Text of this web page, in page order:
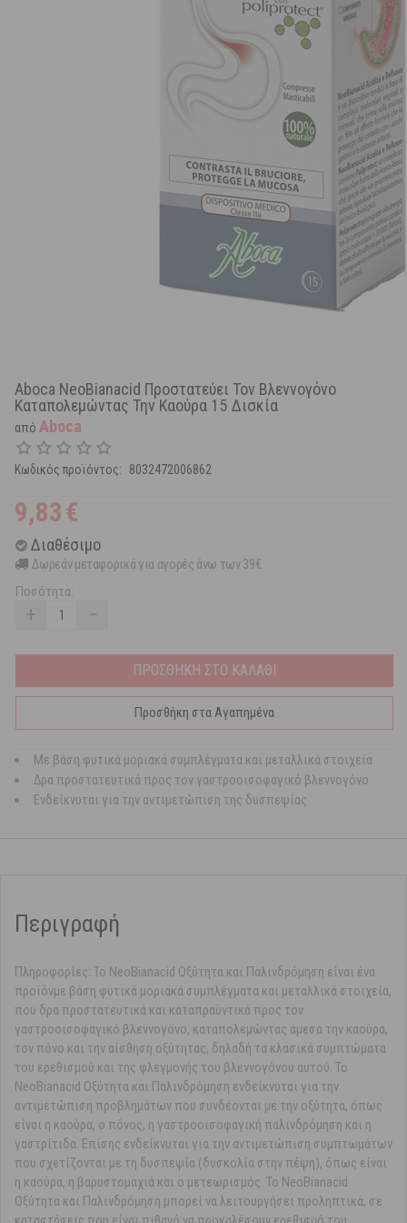
Aboca NeoBianacid Προστατεύει Τον Βλεννογόνο
Καταπολεμώντας Την Καούρα 15 Δισκία
από Aboca
Κωδικός προϊόντος: 8032472006862
9,83€
Διαθέσιμο
Δωρεάν μεταφορικά για αγορές άνω των 39€
Ποσότητα:
+ −
ΠΡΟΣΘΗΚΗ ΣΤΟ ΚΑΛΑΘΙ
Προσθήκη στα Αγαπημένα
Με βάση φυτικά μοριακά συμπλέγματα και μεταλλικά στοιχεία
Δρα προστατευτικά προς τον γαστροοισοφαγικό βλεννογόνο
Ενδείκνυται για την αντιμετώπιση της δυσπεψίας
Περιγραφή
Πληροφορίες: Το NeoBianacid Οξύτητα και Παλινδρόμηση είναι ένα
προϊόνμε βάση φυτικά μοριακά συμπλέγματα και μεταλλικά στοιχεία,
που δρα προστατευτικά και καταπραϋντικά προς τον
γαστροοισοφαγικό βλεννογόνο, καταπολεμώντας άμεσα την καούρα,
τον πόνο και την αίσθηση οξύτητας, δηλαδή τα κλασικά συμπτώματα
του ερεθισμού και της φλεγμονής του βλεννογόνου αυτού. Το
NeoBianacid Οξύτητα και Παλινδρόμηση ενδείκνυται για την
αντιμετώπιση προβλημάτων που συνδέονται με την οξύτητα, όπως
είναι η καούρα, ο πόνος, η γαστροοισοφαγική παλινδρόμηση και η
γαστρίτιδα. Επίσης ενδείκνυται για την αντιμετώπιση συμπτωμάτων
που σχετίζονται με τη δυσπεψία (δυσκολία στην πέψη), όπως είναι
η καούρα, η βαρυστομαχιά και ο μετεωρισμός. Το NeoBianacid
Οξύτητα και Παλινδρόμηση μπορεί να λειτουργήσει προληπτικά, σε